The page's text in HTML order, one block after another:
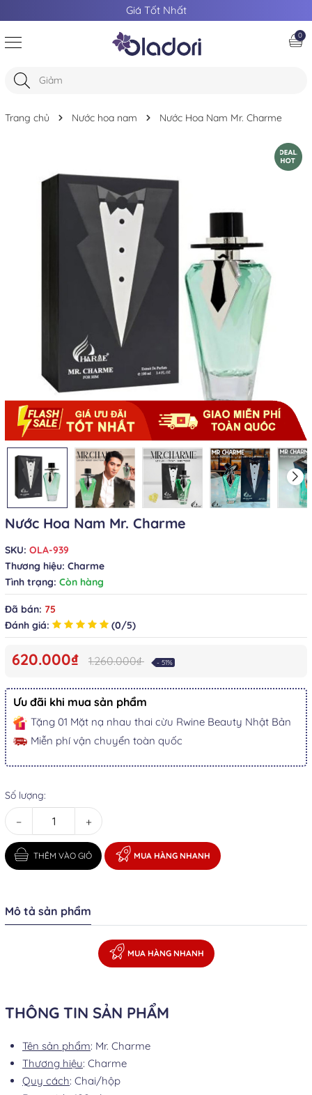
Giá Tốt Nhất
0
Trang chủ Nước hoa nam Nước Hoa Nam Mr. Charme
Nước Hoa Nam Mr. Charme
SKU: OLA-939
Thương hiệu: Charme
Tình trạng: Còn hàng
Đã bán: 75
Đánh giá:
(0/5)
620.000₫ 1.260.000₫ - 51%
Ưu đãi khi mua sản phẩm
Tặng 01 Mặt nạ nhau thai cừu Rwine Beauty Nhật Bản
Miễn phí vận chuyển toàn quốc
Số lượng:
− +
THÊM VÀO GIỎ MUA HÀNG NHANH
Mô tả sản phẩm
MUA HÀNG NHANH
THÔNG TIN SẢN PHẨM
Tên sản phẩm: Mr. Charme
Thương hiệu: Charme
Quy cách: Chai/hộp